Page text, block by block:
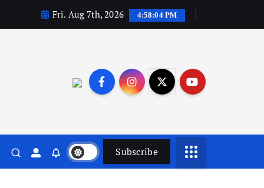
Fri. Aug 7th, 2026 4:58:05 PM
Subscribe